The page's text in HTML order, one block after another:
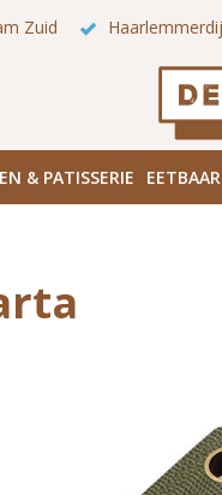
in Amsterdam Centrum
& PATISSERIE EETBAAR